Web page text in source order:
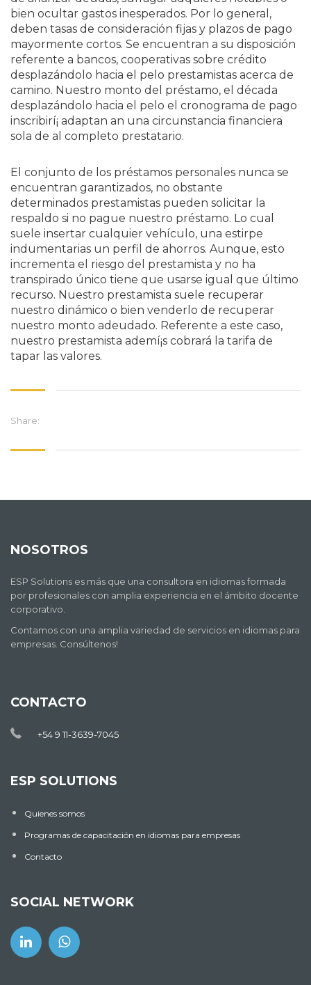
bien ocultar gastos inesperados. Por lo general,
deben tasas de consideración fijas y plazos de pago
mayormente cortos. Se encuentran a su disposición
referente a bancos, cooperativas sobre crédito
desplazándolo hacia el pelo prestamistas acerca de
camino. Nuestro monto del préstamo, el década
desplazándolo hacia el pelo el cronograma de pago
inscribirí¡ adaptan an una circunstancia financiera
sola de al completo prestatario.
El conjunto de los préstamos personales nunca se
encuentran garantizados, no obstante
determinados prestamistas pueden solicitar la
respaldo si no pague nuestro préstamo. Lo cual
suele insertar cualquier vehículo, una estirpe
indumentarias un perfil de ahorros. Aunque, esto
incrementa el riesgo del prestamista y no ha
transpirado único tiene que usarse igual que último
recurso. Nuestro prestamista suele recuperar
nuestro dinámico o bien venderlo de recuperar
nuestro monto adeudado. Referente a este caso,
nuestro prestamista ademí¡s cobrará la tarifa de
tapar las valores.
Share:
NOSOTROS
ESP Solutions es más que una consultora en idiomas formada
por profesionales con amplia experiencia en el ámbito docente
corporativo.
Contamos con una amplia variedad de servicios en idiomas para
empresas. Consúltenos!
CONTACTO
+54 9 11-3639-7045
ESP SOLUTIONS
Quienes somos
Programas de capacitación en idiomas para empresas
Contacto
SOCIAL NETWORK